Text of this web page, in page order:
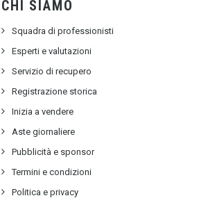
CHI SIAMO
Squadra di professionisti
Esperti e valutazioni
Servizio di recupero
Registrazione storica
Inizia a vendere
Aste giornaliere
Pubblicità e sponsor
Termini e condizioni
Politica e privacy